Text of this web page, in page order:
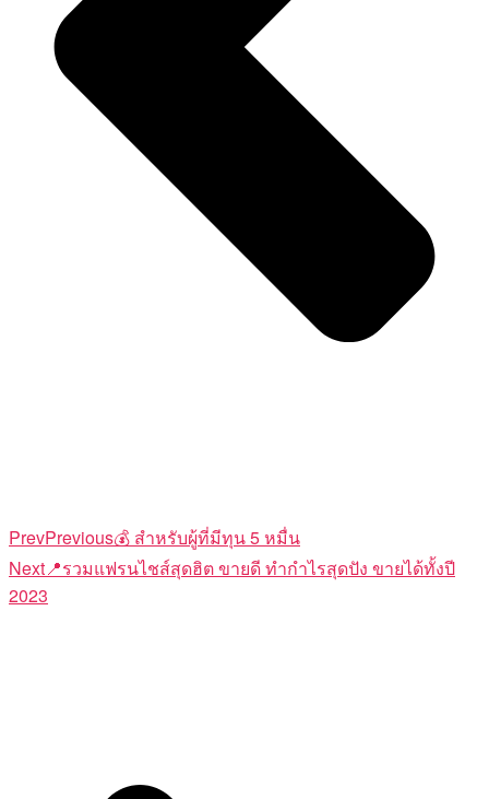
PrevPrevious💰 สำหรับผู้ที่มีทุน 5 หมื่น
Next📍รวมแฟรนไชส์สุดฮิต ขายดี ทำกำไรสุดปัง ขายได้ทั้งปี
2023